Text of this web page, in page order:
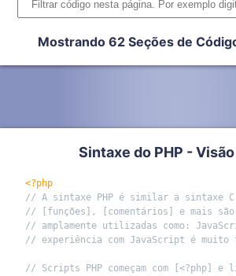
Mostrando 62 Seções de
Sintaxe do PHP -
<?php
// A sintaxe PHP é similar a
// [funções], [comentários] e mais são
// amplamente utilizadas como:
// experiência com JavaScript é muito
// Scripts PHP começam com [<?php]